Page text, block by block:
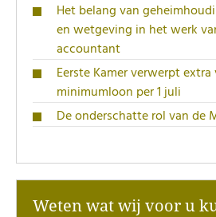
Het belang van
en wetgeving in het werk
accountant
Eerste Kamer verwerpt
minimumloon per 1 juli
De onderschatte rol van de
Weten wat wij voor u